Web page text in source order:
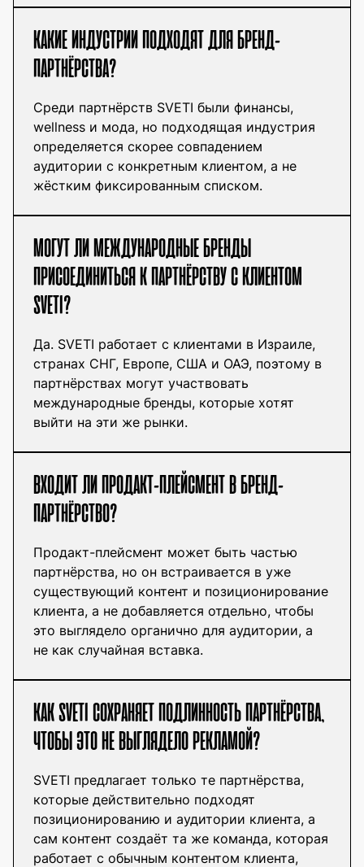
КАКИЕ ИНДУСТРИИ ПОДХОДЯТ ДЛЯ БРЕНД-
ПАРТНЁРСТВА?
Среди партнёрств SVETI были финансы,
wellness и мода, но подходящая индустрия
определяется скорее совпадением
аудитории с конкретным клиентом, а не
жёстким фиксированным списком.
МОГУТ ЛИ МЕЖДУНАРОДНЫЕ БРЕНДЫ
ПРИСОЕДИНИТЬСЯ К ПАРТНЁРСТВУ С КЛИЕНТОМ
SVETI?
Да. SVETI работает с клиентами в Израиле,
странах СНГ, Европе, США и ОАЭ, поэтому в
партнёрствах могут участвовать
международные бренды, которые хотят
выйти на эти же рынки.
ВХОДИТ ЛИ ПРОДАКТ-ПЛЕЙСМЕНТ В БРЕНД-
ПАРТНЁРСТВО?
Продакт-плейсмент может быть частью
партнёрства, но он встраивается в уже
существующий контент и позиционирование
клиента, а не добавляется отдельно, чтобы
это выглядело органично для аудитории, а
не как случайная вставка.
КАК SVETI СОХРАНЯЕТ ПОДЛИННОСТЬ ПАРТНЁРСТВА,
ЧТОБЫ ЭТО НЕ ВЫГЛЯДЕЛО РЕКЛАМОЙ?
SVETI предлагает только те партнёрства,
которые действительно подходят
позиционированию и аудитории клиента, а
сам контент создаёт та же команда, которая
работает с обычным контентом клиента,